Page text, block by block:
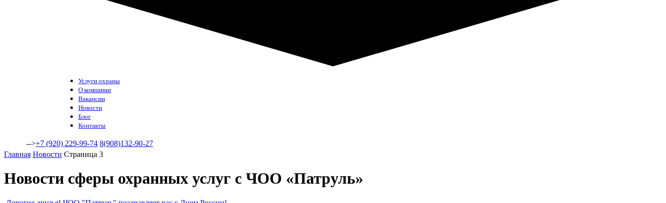
Услуги охраны
О компании
Вакансии
Новости
Блог
Контакты
-->+7 (920) 229-99-74 8(908)132-90-27
Главная Новости Страница 3
Новости сферы охранных услуг с ЧОО «Патруль»